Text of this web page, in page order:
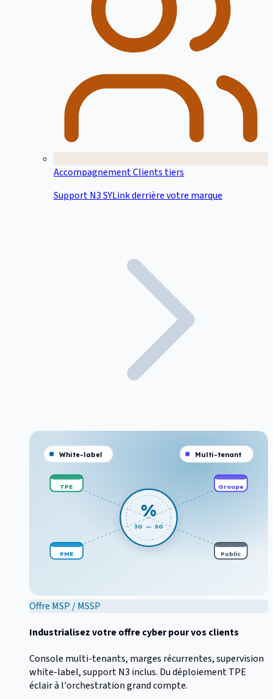
Accompagnement Clients tiers
Support N3 SYLink derrière votre marque
%
30 — 50
TPE
PME
Groupe
Public
White-label Multi-tenant
Offre MSP / MSSP
Industrialisez votre offre cyber pour vos clients
Console multi-tenants, marges récurrentes, supervision
white-label, support N3 inclus. Du déploiement TPE
éclair à l'orchestration grand compte.